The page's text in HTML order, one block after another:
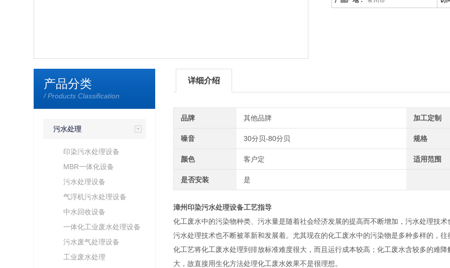
产品分类
/ Products Classification
污水处理
印染污水处理设备
MBR一体化设备
污水处理设备
气浮机污水处理设备
中水回收设备
一体化工业废水处理设备
污水废气处理设备
工业废水处理
详细介绍
品牌 其他品牌 加工定制
噪音 30分贝-80分贝 规格
颜色 客户定 适用范围
是否安装 是
漳州印染污水处理设备工艺指导
化工废水中的污染物种类、污水量是随着社会经济发展的提高而不断增加，污水处理技
污水处理技术也不断被革新和发展着。尤其现在的化工废水中的污染物是多种多样的，
化工艺将化工废水处理到排放标准难度很大，而且运行成本较高；化工废水含较多的难
大，故直接用生化方法处理化工废水效果不是很理想。